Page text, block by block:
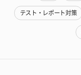
テスト・レポート対策